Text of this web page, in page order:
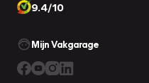
9.4/10
Mijn Vakgarage